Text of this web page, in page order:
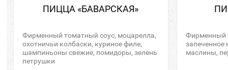
ПИЦЦА «БАВАРСКАЯ»
Фирменный томатный соус, моцарелла,
охотничьи колбаски, куриное филе,
шампиньоны свежие, помидоры, зелень
петрушки
Фирменный
запеченное
маслины,